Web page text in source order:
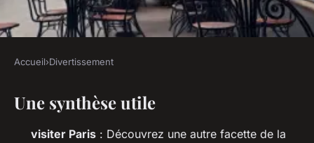
Top incontournables pour un
week-end exceptionnel à Paris
Accueil›Divertissement
Une synthèse utile
visiter Paris : Découvrez une autre facette de la